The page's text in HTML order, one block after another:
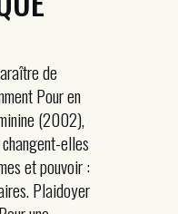
de
Pour en
(2002),
elles
et pouvoir :
Plaidoyer